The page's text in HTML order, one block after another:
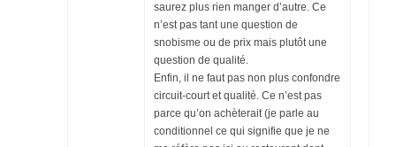
saurez plus rien manger d’autre. Ce
n’est pas tant une question de
snobisme ou de prix mais plutôt une
question de qualité.
Enfin, il ne faut pas non plus confondre
circuit-court et qualité. Ce n’est pas
parce qu’on achèterait (je parle au
conditionnel ce qui signifie que je ne